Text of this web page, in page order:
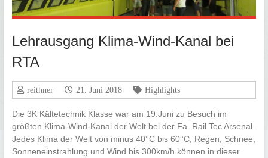
Lehrausgang Klima-Wind-Kanal bei
RTA
reithner 21. Juni 2018 Highlights
Die 3K Kältetechnik Klasse war am 19.Juni zu Besuch im
größten Klima-Wind-Kanal der Welt bei der Fa. Rail Tec Arsenal.
Jedes Klima der Welt von minus 40°C bis 60°C, Regen, Schnee,
Sonneneinstrahlung und Wind bis 300km/h können in dieser